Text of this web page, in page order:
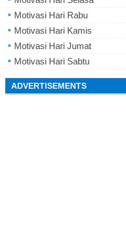
Motivasi Hari Rabu
Motivasi Hari Kamis
Motivasi Hari Jumat
Motivasi Hari Sabtu
ADVERTISEMENTS